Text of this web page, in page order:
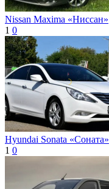
Nissan Maxima «Ниссан»
1 0
Hyundai Sonata «Соната»
1 0